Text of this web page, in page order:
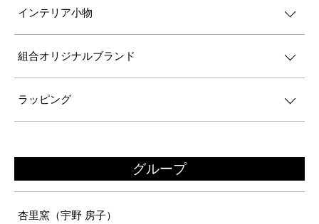
インテリア小物
組合オリジナルブランド
ラッピング
グループ
杏里窯（宇野 房子）